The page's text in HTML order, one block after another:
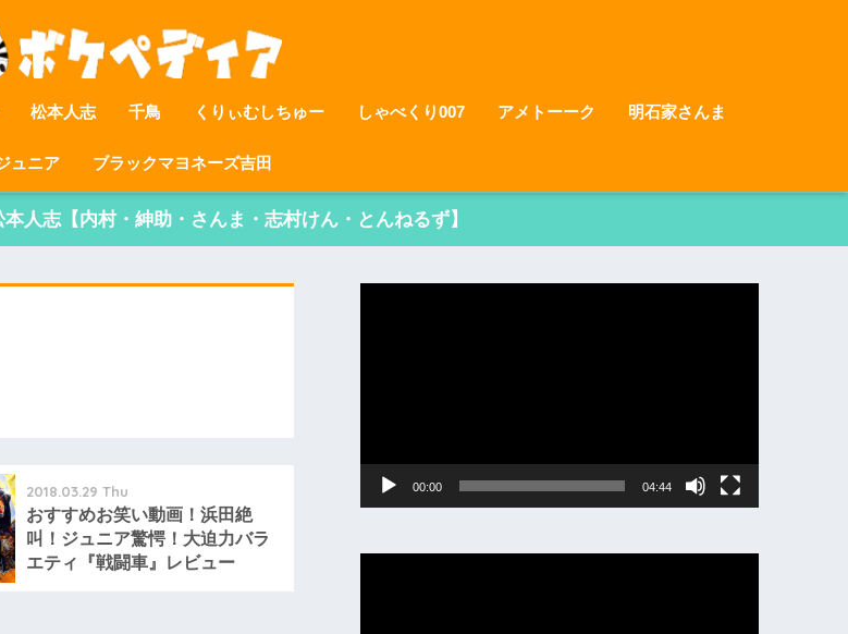
松本人志 千鳥 くりぃむしちゅー しゃべくり007 アメトーーク 明石家さんま
ュニア ブラックマヨネーズ吉田
人志【内村・紳助・さんま・志村けん・とんねるず】
2018.03.29 Thu
おすすめお笑い動画！浜田絶
叫！ジュニア驚愕！大迫力バラ
エティ『戦闘車』レビュー
00:00 04:44